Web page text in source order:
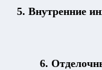
5. Внутренние
6.